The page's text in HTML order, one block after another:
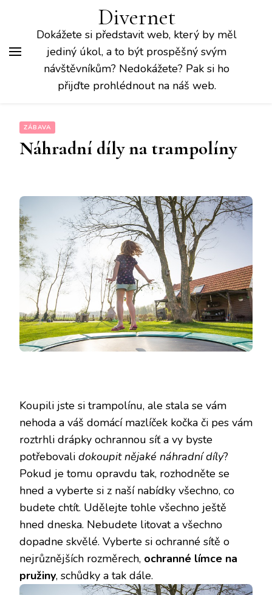
Divernet
Dokážete si představit web, který by měl
jediný úkol, a to být prospěšný svým
návštěvníkům? Nedokážete? Pak si ho
přijďte prohlédnout na náš web.
ZÁBAVA
Náhradní díly na trampolíny
Koupili jste si trampolínu, ale stala se vám
nehoda a váš domácí mazlíček kočka či pes vám
roztrhli drápky ochrannou síť a vy byste
potřebovali dokoupit nějaké náhradní díly?
Pokud je tomu opravdu tak, rozhodněte se
hned a vyberte si z naší nabídky všechno, co
budete chtít. Udělejte tohle všechno ještě
hned dneska. Nebudete litovat a všechno
dopadne skvělé. Vyberte si ochranné sítě o
nejrůznějších rozměrech, ochranné límce na
pružiny, schůdky a tak dále.